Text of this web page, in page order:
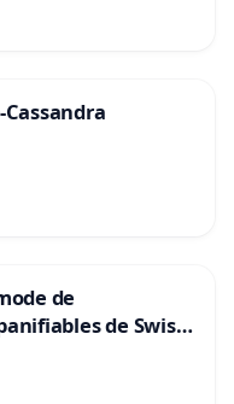
de
de Swiss
protéines